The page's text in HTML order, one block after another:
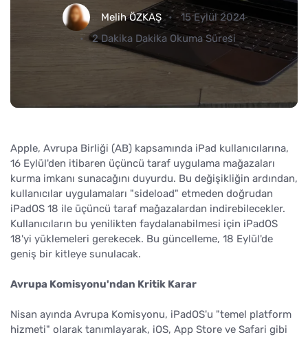
Melih ÖZKAŞ
15 Eylül 2024
2 Dakika Dakika Okuma Süresi
Apple, Avrupa Birliği (AB) kapsamında iPad kullanıcılarına,
16 Eylül'den itibaren üçüncü taraf uygulama mağazaları
kurma imkanı sunacağını duyurdu. Bu değişikliğin ardından,
kullanıcılar uygulamaları "sideload" etmeden doğrudan
iPadOS 18 ile üçüncü taraf mağazalardan indirebilecekler.
Kullanıcıların bu yenilikten faydalanabilmesi için iPadOS
18'yi yüklemeleri gerekecek. Bu güncelleme, 18 Eylül'de
geniş bir kitleye sunulacak.
Avrupa Komisyonu'ndan Kritik Karar
Nisan ayında Avrupa Komisyonu, iPadOS'u "temel platform
hizmeti" olarak tanımlayarak, iOS, App Store ve Safari gibi